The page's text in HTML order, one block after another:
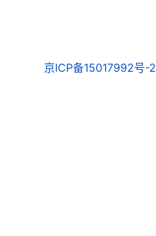
京ICP备15017992号-2